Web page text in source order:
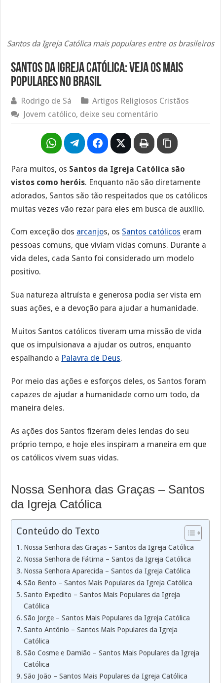
Santos da Igreja Católica mais populares entre os brasileiros
Santos da Igreja Católica: Veja os mais
populares no Brasil
Rodrigo de Sá
Artigos Religiosos Cristãos
Jovem católico, deixe seu comentário
Para muitos, os Santos da Igreja Católica são
vistos como heróis. Enquanto não são diretamente
adorados, Santos são tão respeitados que os católicos
muitas vezes vão rezar para eles em busca de auxílio.
Com exceção dos arcanjos, os Santos católicos eram
pessoas comuns, que viviam vidas comuns. Durante a
vida deles, cada Santo foi considerado um modelo
positivo.
Sua natureza altruísta e generosa podia ser vista em
suas ações, e a devoção para ajudar a humanidade.
Muitos Santos católicos tiveram uma missão de vida
que os impulsionava a ajudar os outros, enquanto
espalhando a Palavra de Deus.
Por meio das ações e esforços deles, os Santos foram
capazes de ajudar a humanidade como um todo, da
maneira deles.
As ações dos Santos fizeram deles lendas do seu
próprio tempo, e hoje eles inspiram a maneira em que
os católicos vivem suas vidas.
Nossa Senhora das Graças – Santos
da Igreja Católica
Conteúdo do Texto
Nossa Senhora das Graças – Santos da Igreja Católica
Nossa Senhora de Fátima – Santos da Igreja Católica
Nossa Senhora Aparecida – Santos da Igreja Católica
São Bento – Santos Mais Populares da Igreja Católica
Santo Expedito – Santos Mais Populares da Igreja
Católica
São Jorge – Santos Mais Populares da Igreja Católica
Santo Antônio – Santos Mais Populares da Igreja
Católica
São Cosme e Damião – Santos Mais Populares da Igreja
Católica
São João – Santos Mais Populares da Igreja Católica